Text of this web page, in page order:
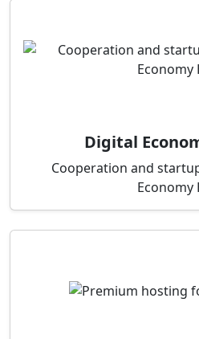
Digital
Cooperation and
Economy